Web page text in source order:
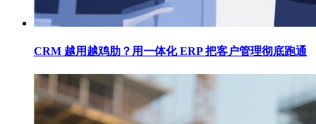
CRM 越用越鸡肋？用一体化 ERP 把客户管理彻底跑通